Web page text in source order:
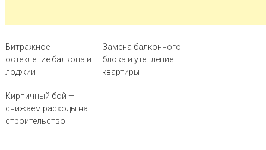
Витражное
остекление балкона и
лоджии
Замена балконного
блока и утепление
квартиры
Кирпичный бой —
снижаем расходы на
строительство